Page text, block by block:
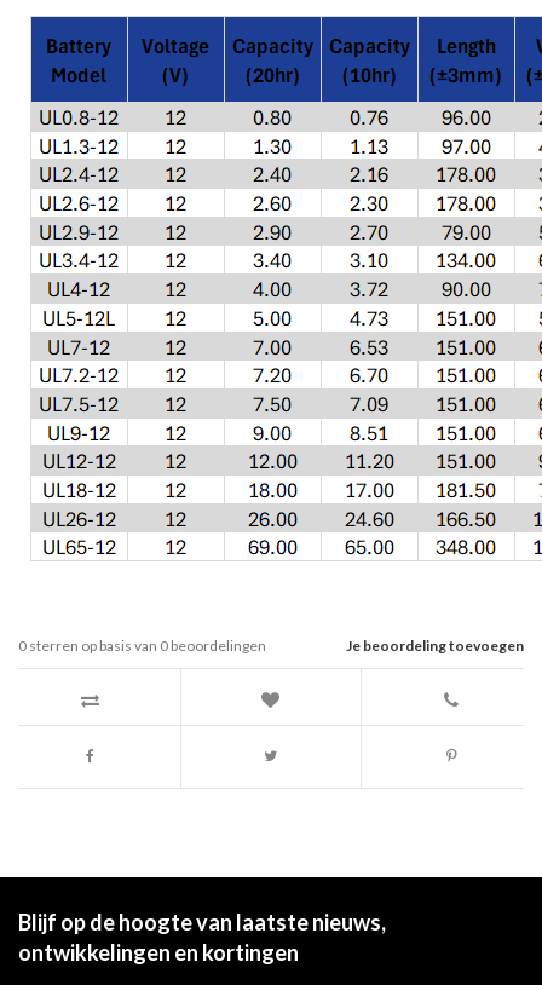
Je beoordeling toevoegen
0 sterren op basis van 0 beoordelingen
Blijf op de hoogte van laatste nieuws,
ontwikkelingen en kortingen